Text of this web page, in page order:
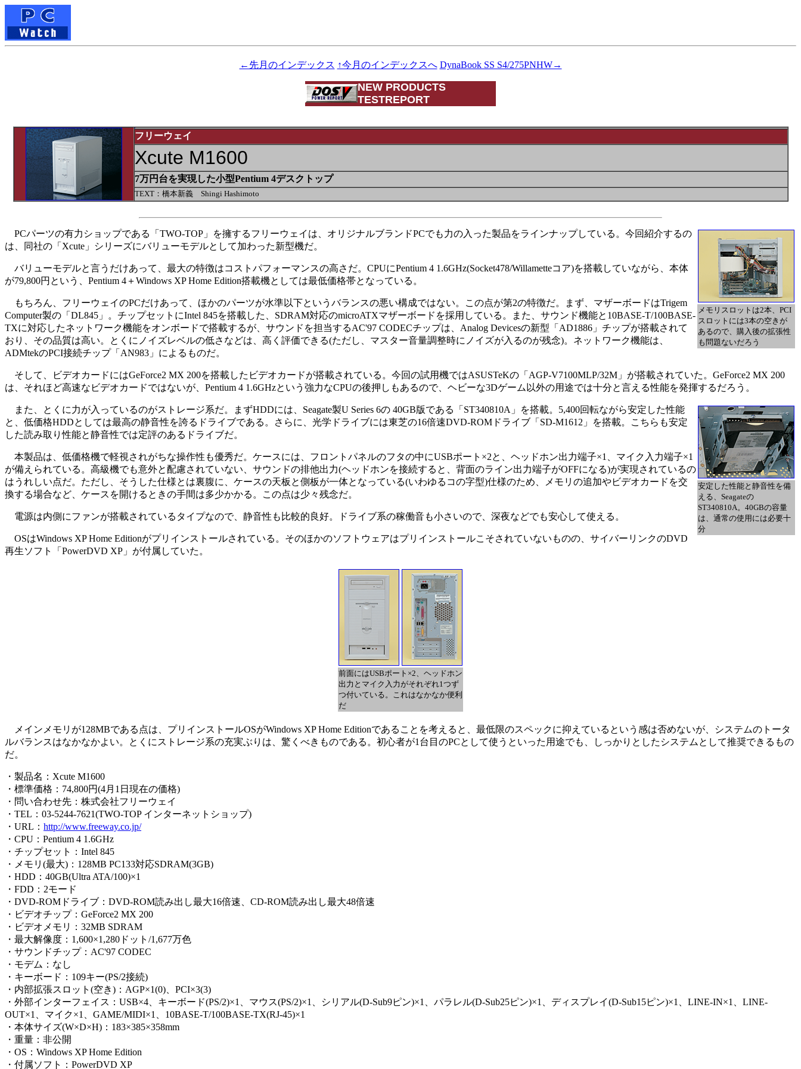
←先月のインデックス ↑今月のインデックスへ DynaBook SS S4/275PNHW→
NEW PRODUCTS
TESTREPORT
フリーウェイ
Xcute M1600
7万円台を実現した小型Pentium 4デスクトップ
TEXT：橋本新義 Shingi Hashimoto
メモリスロットは2本、PCI
スロットには3本の空きが
あるので、購入後の拡張性
も問題ないだろう
PCパーツの有力ショップである「TWO-TOP」を擁するフリーウェイは、オリジナルブランドPCでも力の入った製品をラインナップしている。今回紹介するの
は、同社の「Xcute」シリーズにバリューモデルとして加わった新型機だ。
バリューモデルと言うだけあって、最大の特徴はコストパフォーマンスの高さだ。CPUにPentium 4 1.6GHz(Socket478/Willametteコア)を搭載していながら、本体
が79,800円という、Pentium 4＋Windows XP Home Edition搭載機としては最低価格帯となっている。
もちろん、フリーウェイのPCだけあって、ほかのパーツが水準以下というバランスの悪い構成ではない。この点が第2の特徴だ。まず、マザーボードはTrigem
Computer製の「DL845」。チップセットにIntel 845を搭載した、SDRAM対応のmicroATXマザーボードを採用している。また、サウンド機能と10BASE-T/100BASE-
TXに対応したネットワーク機能をオンボードで搭載するが、サウンドを担当するAC'97 CODECチップは、Analog Devicesの新型「AD1886」チップが搭載されて
おり、その品質は高い。とくにノイズレベルの低さなどは、高く評価できる(ただし、マスター音量調整時にノイズが入るのが残念)。ネットワーク機能は、
ADMtekのPCI接続チップ「AN983」によるものだ。
そして、ビデオカードにはGeForce2 MX 200を搭載したビデオカードが搭載されている。今回の試用機ではASUSTeKの「AGP-V7100MLP/32M」が搭載されていた。GeForce2 MX 200
は、それほど高速なビデオカードではないが、Pentium 4 1.6GHzという強力なCPUの後押しもあるので、ヘビーな3Dゲーム以外の用途では十分と言える性能を発揮するだろう。
安定した性能と静音性を備
える、Seagateの
ST340810A。40GBの容量
は、通常の使用には必要十
分
また、とくに力が入っているのがストレージ系だ。まずHDDには、Seagate製U Series 6の 40GB版である「ST340810A」を搭載。5,400回転ながら安定した性能
と、低価格HDDとしては最高の静音性を誇るドライブである。さらに、光学ドライブには東芝の16倍速DVD-ROMドライブ「SD-M1612」を搭載。こちらも安定
した読み取り性能と静音性では定評のあるドライブだ。
本製品は、低価格機で軽視されがちな操作性も優秀だ。ケースには、フロントパネルのフタの中にUSBポート×2と、ヘッドホン出力端子×1、マイク入力端子×1
が備えられている。高級機でも意外と配慮されていない、サウンドの排他出力(ヘッドホンを接続すると、背面のライン出力端子がOFFになる)が実現されているの
はうれしい点だ。ただし、そうした仕様とは裏腹に、ケースの天板と側板が一体となっている(いわゆるコの字型)仕様のため、メモリの追加やビデオカードを交
換する場合など、ケースを開けるときの手間は多少かかる。この点は少々残念だ。
電源は内側にファンが搭載されているタイプなので、静音性も比較的良好。ドライブ系の稼働音も小さいので、深夜などでも安心して使える。
OSはWindows XP Home Editionがプリインストールされている。そのほかのソフトウェアはプリインストールこそされていないものの、サイバーリンクのDVD
再生ソフト「PowerDVD XP」が付属していた。
前面にはUSBポート×2、ヘッドホン
出力とマイク入力がそれぞれ1つず
つ付いている。これはなかなか便利
だ
メインメモリが128MBである点は、プリインストールOSがWindows XP Home Editionであることを考えると、最低限のスペックに抑えているという感は否めないが、システムのトータ
ルバランスはなかなかよい。とくにストレージ系の充実ぶりは、驚くべきものである。初心者が1台目のPCとして使うといった用途でも、しっかりとしたシステムとして推奨できるもの
だ。
・製品名：Xcute M1600
・標準価格：74,800円(4月1日現在の価格)
・問い合わせ先：株式会社フリーウェイ
・TEL：03-5244-7621(TWO-TOP インターネットショップ)
・URL： http://www.freeway.co.jp/
・CPU：Pentium 4 1.6GHz
・チップセット：Intel 845
・メモリ(最大)：128MB PC133対応SDRAM(3GB)
・HDD：40GB(Ultra ATA/100)×1
・FDD：2モード
・DVD-ROMドライブ：DVD-ROM読み出し最大16倍速、CD-ROM読み出し最大48倍速
・ビデオチップ：GeForce2 MX 200
・ビデオメモリ：32MB SDRAM
・最大解像度：1,600×1,280ドット/1,677万色
・サウンドチップ：AC'97 CODEC
・モデム：なし
・キーボード：109キー(PS/2接続)
・内部拡張スロット(空き)：AGP×1(0)、PCI×3(3)
・外部インターフェイス：USB×4、キーボード(PS/2)×1、マウス(PS/2)×1、シリアル(D-Sub9ピン)×1、パラレル(D-Sub25ピン)×1、ディスプレイ(D-Sub15ピン)×1、LINE-IN×1、LINE-
OUT×1、マイク×1、GAME/MIDI×1、10BASE-T/100BASE-TX(RJ-45)×1
・本体サイズ(W×D×H)：183×385×358mm
・重量：非公開
・OS：Windows XP Home Edition
・付属ソフト：PowerDVD XP